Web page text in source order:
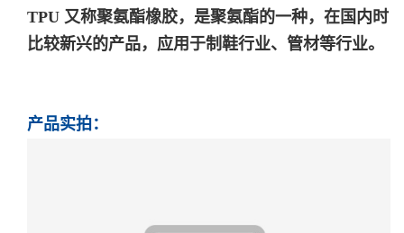
TPU 又称聚氨酯橡胶，是聚氨酯的一种，在国内时
比较新兴的产品，应用于制鞋行业、管材等行业。
产品实拍：